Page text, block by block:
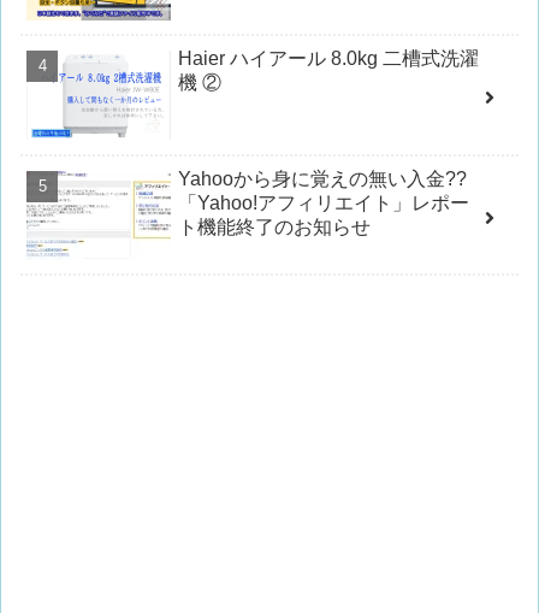
Haier ハイアール 8.0kg 二槽式洗濯
機 ②
Yahooから身に覚えの無い入金??
「Yahoo!アフィリエイト」レポー
ト機能終了のお知らせ